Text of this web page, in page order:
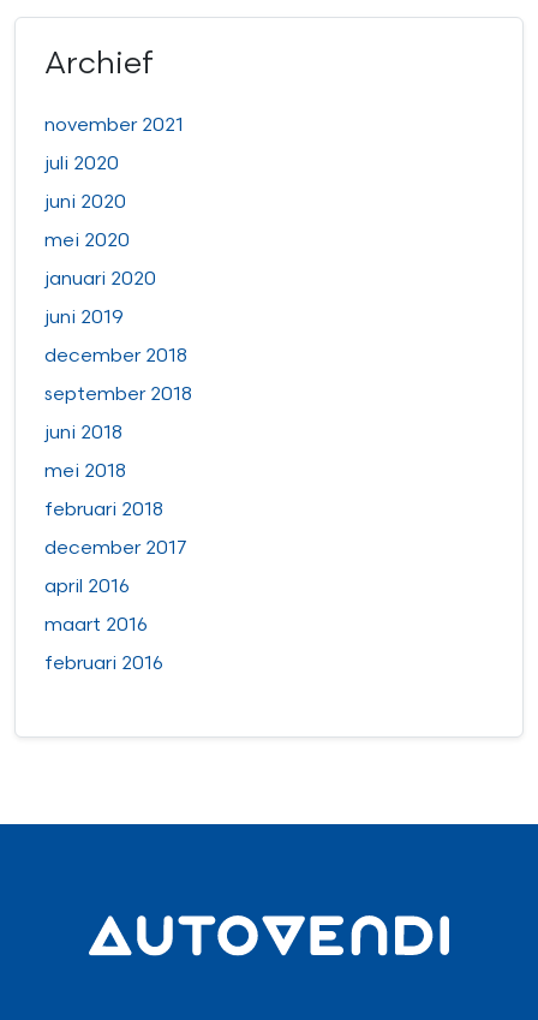
Archief
november 2021
juli 2020
juni 2020
mei 2020
januari 2020
juni 2019
december 2018
september 2018
juni 2018
mei 2018
februari 2018
december 2017
april 2016
maart 2016
februari 2016